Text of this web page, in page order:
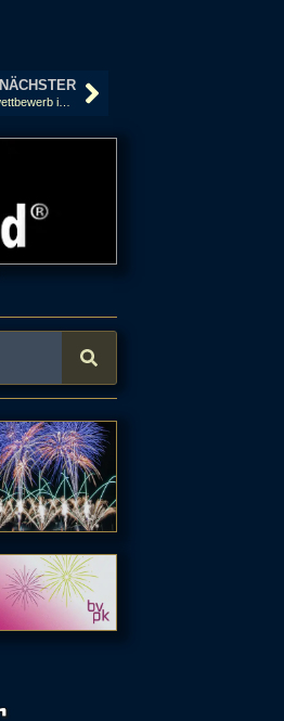
NÄCHSTER
Feuerwerkswettbewerb in Hannover 2014: Griechenland, Nanos Fireworks